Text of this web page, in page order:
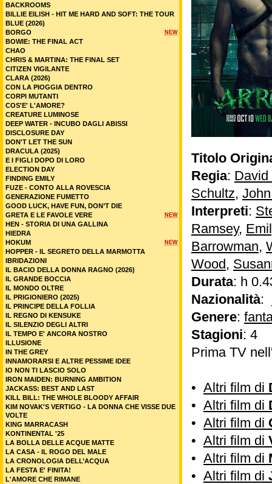
Titolo
Regia: David
Schultz,
Interpreti:
Ramsey,
Barrowman,
Wood,
Durata: h
Nazionalità:
Genere:
Stagioni: 4
Prima TV
• Altri film di
• Altri film di
• Altri film di
• Altri film di
• Altri film di
• Altri film di
BACKROOMS
BILLIE EILISH - HIT ME HARD AND SOFT: THE TOUR
BLUE (2026)
NEW
BORGO
BOWIE: THE FINAL ACT
CHAO
CHRIS & MARTINA: THE FINAL SET
CITIZEN VIGILANTE
CLARA (2026)
CON LA PIOGGIA DENTRO
CORPI MUTANTI
COS'E' L'AMORE?
CREATURE LUMINOSE
DEEP WATER - INCUBO DAGLI ABISSI
DISCLOSURE DAY
DON'T LET THE SUN
DRACULA (2025)
E I FIGLI DOPO DI LORO
ELECTION DAY
FINDING EMILY
FUZE - CONTO ALLA ROVESCIA
GENERAZIONE FUMETTO
GOOD LUCK, HAVE FUN, DON’T DIE
NEW
GRETA E LE FAVOLE VERE
HEN - STORIA DI UNA GALLINA
HIEDRA
NEW
HOKUM
HOPPER - IL SEGRETO DELLA MARMOTTA
IBRIDAZIONI
IL BACIO DELLA DONNA RAGNO (2026)
IL GRANDE BOCCIA
IL MONDO OLTRE
IL PRIGIONIERO (2025)
IL PRINCIPE DELLA FOLLIA
IL REGNO DI KENSUKE
IL SILENZIO DEGLI ALTRI
IL TEMPO E' ANCORA NOSTRO
ILLUSIONE
IN THE GREY
INNAMORARSI E ALTRE PESSIME IDEE
IO NON TI LASCIO SOLO
IRON MAIDEN: BURNING AMBITION
JACKASS: BEST AND LAST
KILL BILL: THE WHOLE BLOODY AFFAIR
KIM NOVAK'S VERTIGO - LA DONNA CHE VISSE DUE
VOLTE
KING MARRACASH
KONTINENTAL '25
LA BOLLA DELLE ACQUE MATTE
LA CASA - IL ROGO DEL MALE
LA CRONOLOGIA DELL’ACQUA
LA FESTA E' FINITA!
L'AMORE CHE RIMANE